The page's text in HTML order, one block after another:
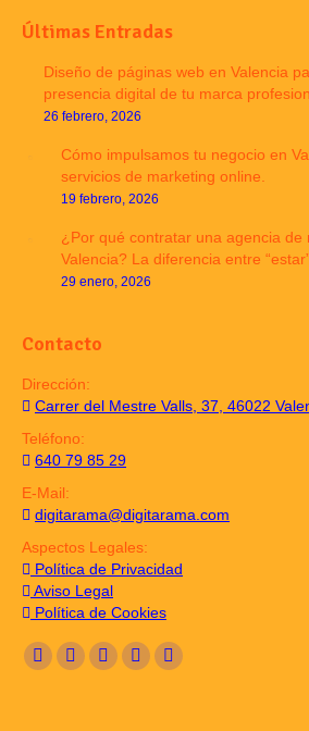
Últimas Entradas
Diseño de páginas web en Valencia
presencia digital de tu marca
26 febrero, 2026
Cómo impulsamos tu negocio en
servicios de marketing online.
19 febrero, 2026
¿Por qué contratar una agencia de
Valencia? La diferencia entre
29 enero, 2026
Contacto
Dirección:
Carrer del Mestre Valls, 37, 46022
Teléfono:
640 79 85 29
E-Mail:
digitarama@digitarama.com
Aspectos Legales:
Política de Privacidad
Aviso Legal
Política de Cookies
Encuéntranos en:
Facebook
TwitterLinkedinPinterestInstagram